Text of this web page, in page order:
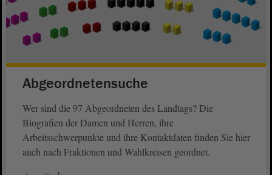
Abgeordnetensuche
Wer sind die 97 Abgeordneten des Landtags? Die
Biografien der Damen und Herren, ihre
Arbeitsschwerpunkte und ihre Kontaktdaten finden Sie hier
auch nach Fraktionen und Wahlkreisen geordnet.